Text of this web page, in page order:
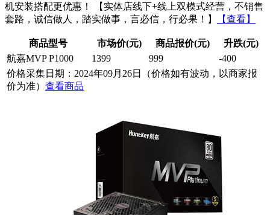
机安装搭配更优惠！ 【实体店线下+线上双模式经营，不销售
套路，诚信做人，踏实做事，言必信，行必果！】
【查看】
商品型号 市场价(元) 商品报价(元)
升跌(元)
航嘉MVP P1000
1399 999
-400
价格采集日期：2024年09月26日（价格如有波动，以商家报
价为准） 查看商品